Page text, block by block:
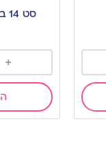
toסט 14 בלונים-שחור זהב
+